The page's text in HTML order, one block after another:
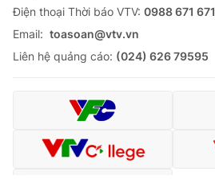
Ðiện thoại Thời báo VTV: 0988 671 671
Email: toasoan@vtv.vn
Liên hệ quảng cáo: (024) 626 79595